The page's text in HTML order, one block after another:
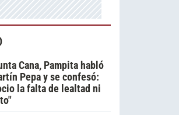
Cana, Pampita habló
Pepa y se confesó:
la falta de lealtad ni